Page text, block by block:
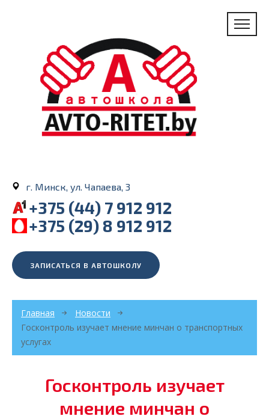
г. Минск, ул. Чапаева, 3
+375 (44) 7 912 912
+375 (29) 8 912 912
ЗАПИСАТЬСЯ В АВТОШКОЛУ
Главная
Новости
Госконтроль изучает мнение минчан о транспортных
услугах
Госконтроль изучает
мнение минчан о